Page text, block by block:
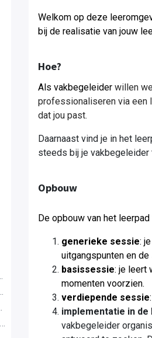
Welkom op deze
bij de realisatie van jouw
Hoe?
Als vakbegeleider willen
professionaliseren via een
dat jou past.
Daarnaast vind je in het
steeds bij je
Opbouw
De opbouw van het
generieke sessie:
uitgangspunten en de
basissessie: je leert
momenten voorzien.
verdiepende sessie
implementatie in de
vakbegeleider